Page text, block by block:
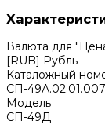
Валюта для
[RUB] Рубль
Каталожный
СП-
Модель
СП-49Д